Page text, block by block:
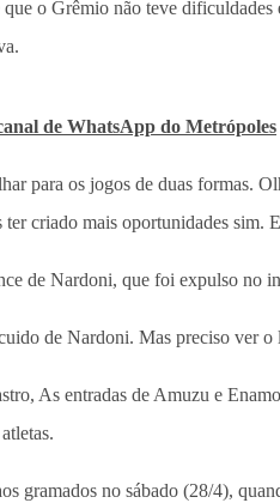
o Grêmio não teve dificuldades
de WhatsApp do Metrópoles
para os jogos de duas formas.
criado mais oportunidades sim.
de Nardoni, que foi expulso no
de Nardoni. Mas preciso ver
As entradas de Amuzu e
gramados no sábado (28/4),